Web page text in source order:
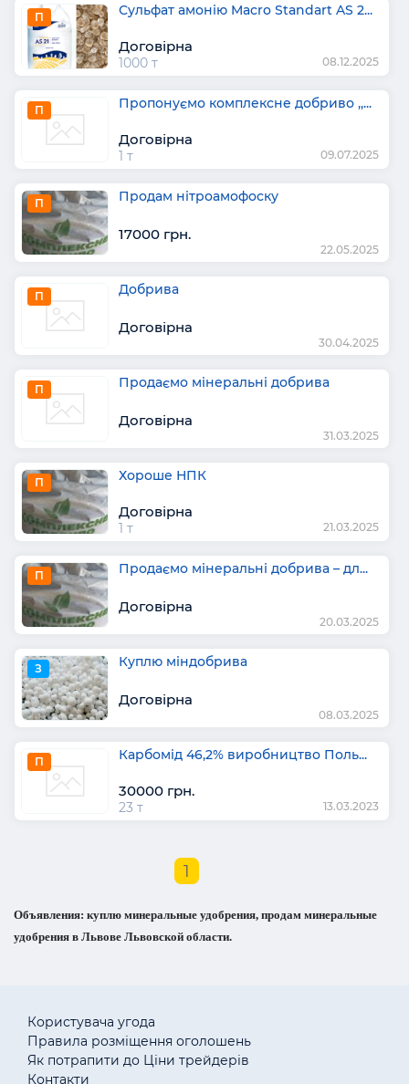
П Сульфат амонію Macro Standart AS 2...
Договірна
1000 т 08.12.2025
П Пропонуємо комплексне добриво ,,...
Договірна
1 т 09.07.2025
П Продам нітроамофоску
17000 грн.
22.05.2025
П Добрива
Договірна
30.04.2025
П Продаємо мінеральні добрива
Договірна
31.03.2025
П Хороше НПК
Договірна
1 т 21.03.2025
П Продаємо мінеральні добрива – дл...
Договірна
20.03.2025
З Куплю міндобрива
Договірна
08.03.2025
П Карбомiд 46,2% виробництво Поль...
30000 грн.
23 т 13.03.2023
1
Объявления: куплю минеральные удобрения, продам минеральные
удобрения в Львове Львовской области.
Користувача угода
Правила розміщення оголошень
Як потрапити до Ціни трейдерів
Контакти